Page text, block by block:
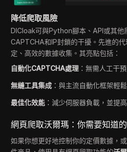
降低爬取風險
DICloak可與Python腳本、API或其他
CAPTCHA和IP封鎖的干擾。先進的
定、高效的數據收集。其亮點包括：
自動化CAPTCHA處理 ：無需人工干
無縫工具集成 ：與主流自動化框架輕
最佳化效能 ：減少伺服器負載，並提
網頁爬取沃爾瑪：你需要知道
如果你想更好地控制你的定價數據，